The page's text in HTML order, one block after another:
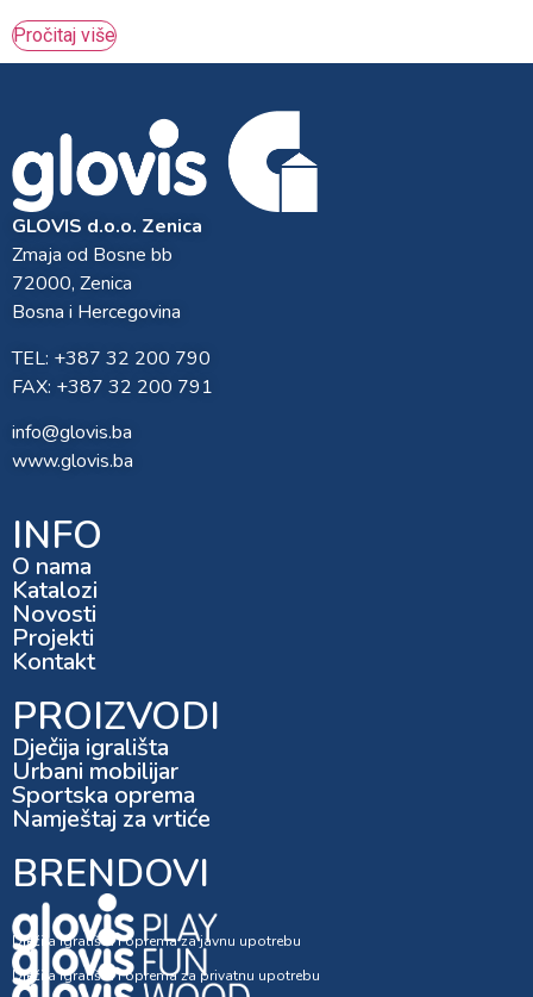
Pročitaj više
GLOVIS d.o.o. Zenica
Zmaja od Bosne bb
72000, Zenica
Bosna i Hercegovina
TEL: +387 32 200 790
FAX: +387 32 200 791
info@glovis.ba
www.glovis.ba
INFO
O nama
Katalozi
Novosti
Projekti
Kontakt
PROIZVODI
Dječija igrališta
Urbani mobilijar
Sportska oprema
Namještaj za vrtiće
BRENDOVI
Dječija igrališta i oprema za javnu upotrebu
Dječija igrališta i oprema za privatnu upotrebu